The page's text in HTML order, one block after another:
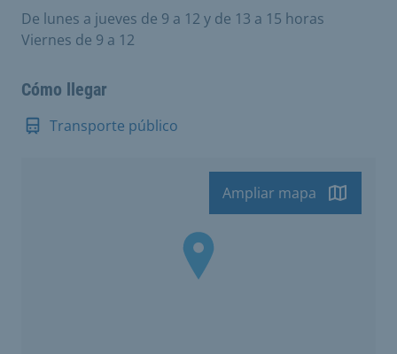
De lunes a jueves de 9 a 12 y de 13 a 15 horas
Viernes de 9 a 12
Cómo llegar
Transporte público
Ampliar mapa